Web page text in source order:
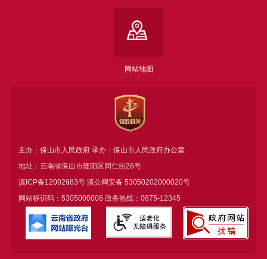
网站地图
主办：保山市人民政府 承办：保山市人民政府办公室
地址：云南省保山市隆阳区同仁街26号
滇ICP备12002983号滇公网安备 53050202000020号
网站标识码：5305000006 政务热线：0875-12345